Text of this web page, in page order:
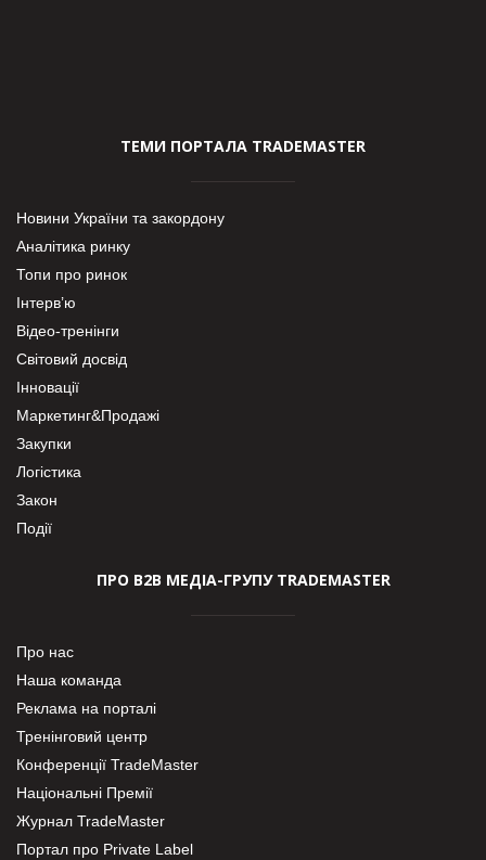
ТЕМИ ПОРТАЛА TRADEMASTER
Новини України та закордону
Аналітика ринку
Топи про ринок
Інтерв’ю
Відео-тренінги
Світовий досвід
Інновації
Маркетинг&Продажі
Закупки
Логістика
Закон
Події
ПРО В2В МЕДІА-ГРУПУ TRADEMASTER
Про нас
Наша команда
Реклама на порталі
Тренінговий центр
Конференції TradeMaster
Національні Премії
Журнал TradeMaster
Портал про Private Label